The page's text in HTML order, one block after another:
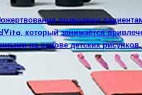
позволяют
который занимается
на основе детских рисунков,